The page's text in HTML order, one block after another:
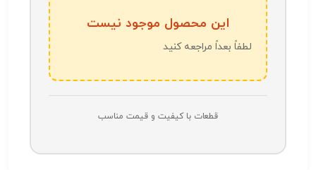
این محصول موجود نیست
لطفاً بعداً مراجعه کنید
قطعات با کیفیت و قیمت مناسب